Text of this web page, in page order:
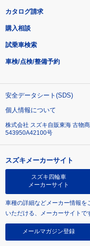
カタログ請求
購入相談
試乗車検索
車検/点検/整備予約
安全データシート(SDS)
個人情報について
株式会社 スズキ自販東海 古物
543950A42100号
スズキメーカーサイト
スズキ四輪車
メーカーサイト
車種の詳細などメーカー情報を
いただける、メーカーサイトで
メールマガジン登録